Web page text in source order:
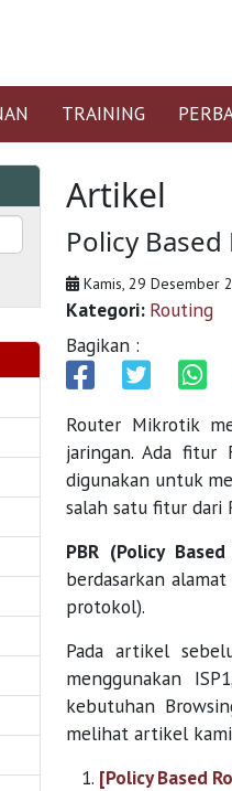
TRAINING
Artikel
Policy
Kamis, 29 Desember
Kategori: Routing
Bagikan :
Router Mikrotik
jaringan. Ada fitur
digunakan untuk
salah satu fitur dari
PBR (Policy
berdasarkan
protokol).
Pada artikel
menggunakan
kebutuhan
melihat artikel
[Policy Based